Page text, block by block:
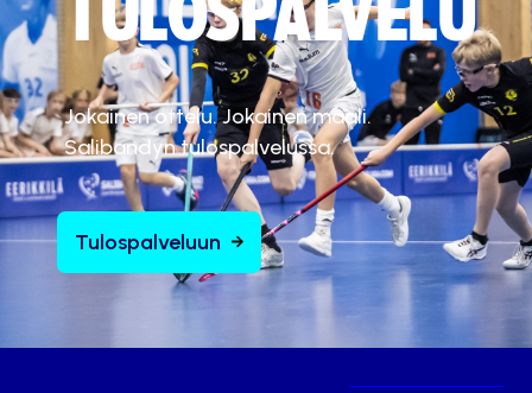
TULOSPALVELU
Jokainen ottelu. Jokainen maali.
Salibandyn tulospalvelussa.
Tulospalveluun